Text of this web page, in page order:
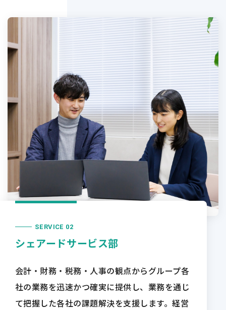
SERVICE 02
シェアードサービス部
会計・財務・税務・人事の観点からグループ各
社の業務を迅速かつ確実に提供し、業務を通じ
て把握した各社の課題解決を支援します。経営